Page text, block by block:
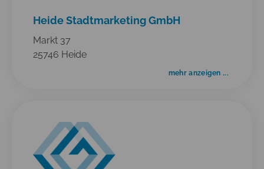
Heide Stadtmarketing GmbH
Markt 37
25746 Heide
mehr anzeigen ...